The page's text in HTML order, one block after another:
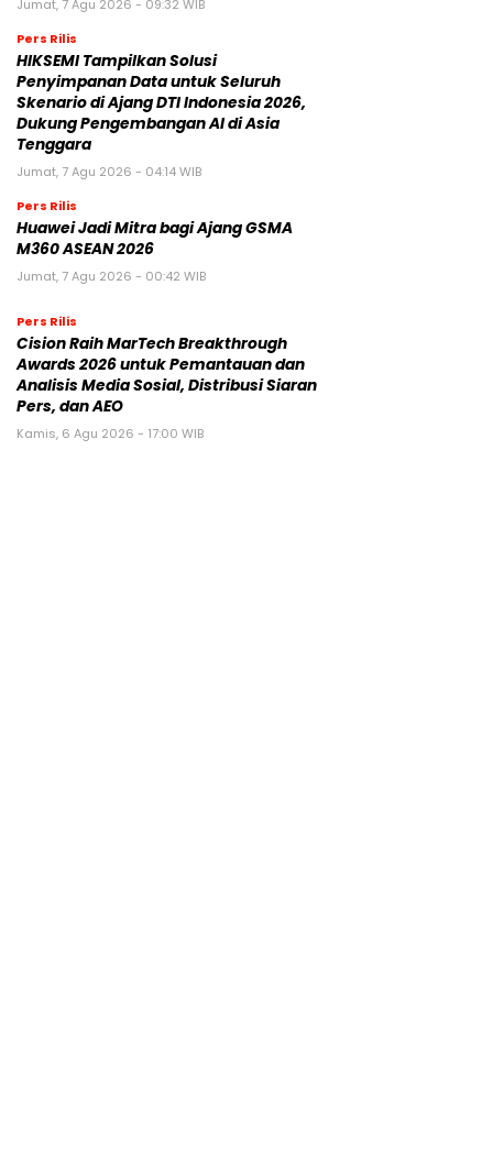
Jumat, 7 Agu 2026 - 09:32 WIB
Pers Rilis
HIKSEMI Tampilkan Solusi
Penyimpanan Data untuk Seluruh
Skenario di Ajang DTI Indonesia 2026,
Dukung Pengembangan AI di Asia
Tenggara
Jumat, 7 Agu 2026 - 04:14 WIB
Pers Rilis
Huawei Jadi Mitra bagi Ajang GSMA
M360 ASEAN 2026
Jumat, 7 Agu 2026 - 00:42 WIB
Pers Rilis
Cision Raih MarTech Breakthrough
Awards 2026 untuk Pemantauan dan
Analisis Media Sosial, Distribusi Siaran
Pers, dan AEO
Kamis, 6 Agu 2026 - 17:00 WIB